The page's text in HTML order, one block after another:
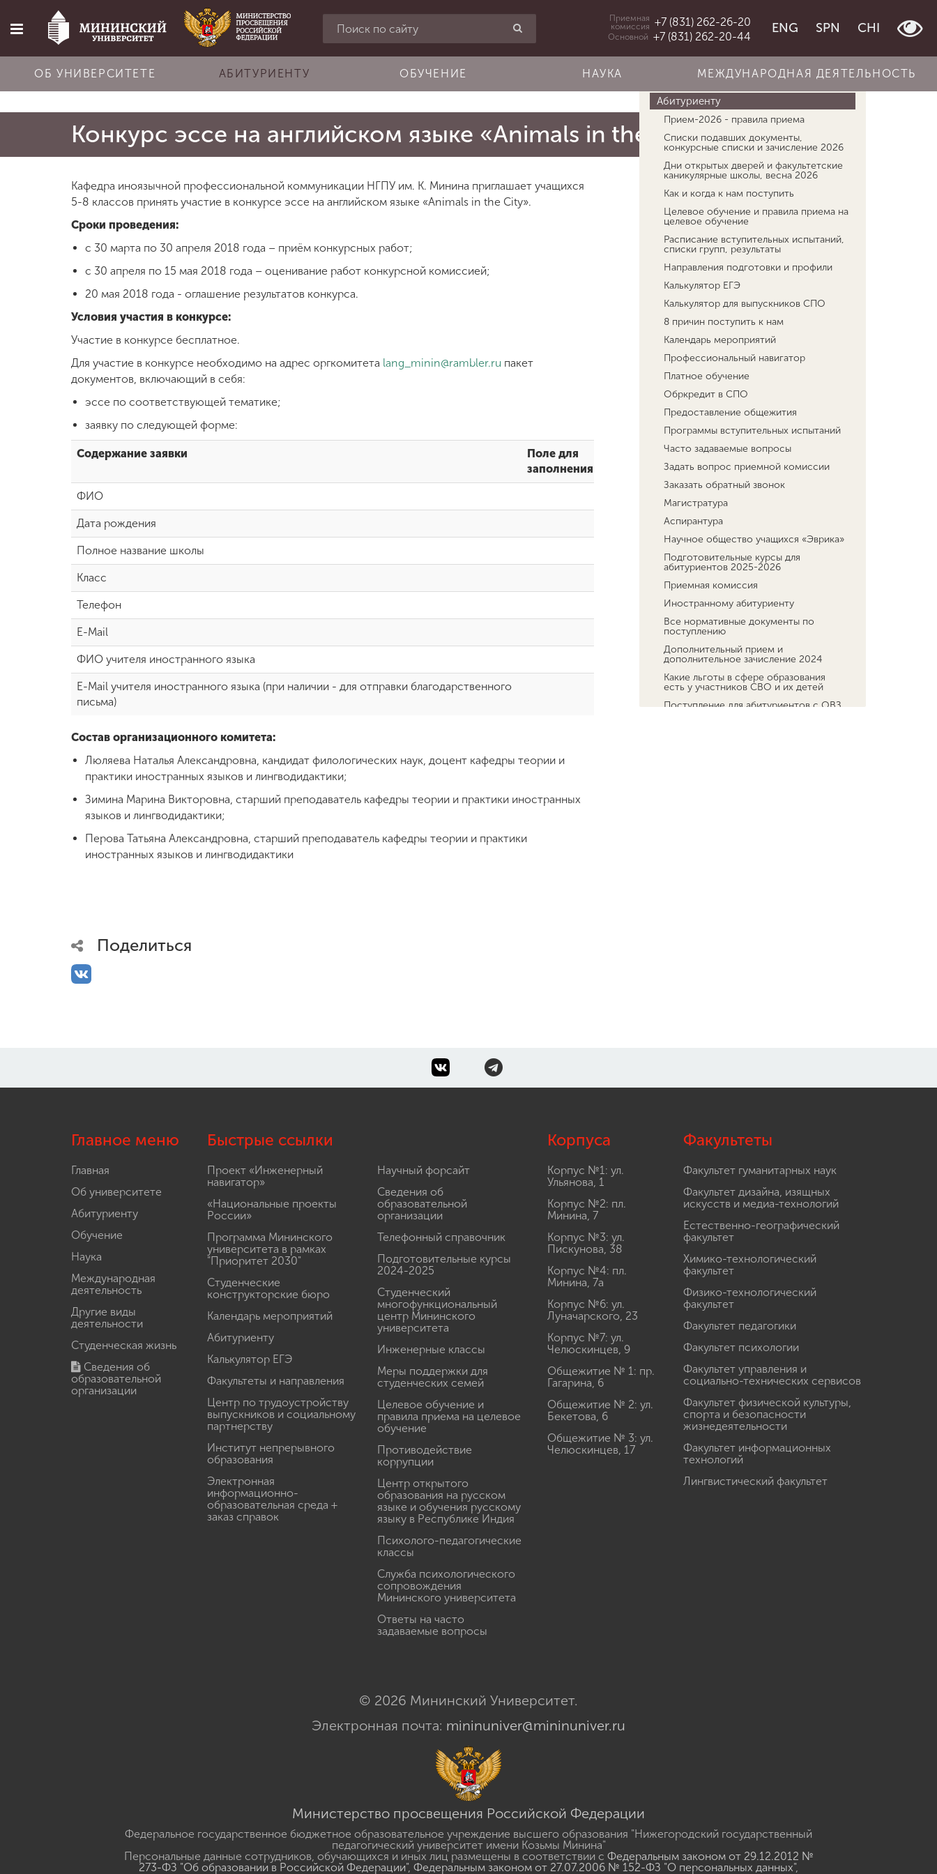
Главная
Об университете
Абитуриенту
Обучение
Наука
Международная
Другие виды
деятельности
Студенческая
Сведения об
образовательной
организации
Приемная
комиссия
+7 (831) 262-26-20
Приемная
комиссия +7 (831) 262-26-20
Основной +7 (831) 262-20-44
ENG SPN CHI
ОБ УНИВЕРСИТЕТЕ АБИТУРИЕНТУ ОБУЧЕНИЕ НАУКА МЕЖДУНАРОДНАЯ ДЕЯТЕЛЬНОСТЬ
Конкурс эссе на английском языке «Animals in the City»
Кафедра иноязычной профессиональной коммуникации НГПУ им. К. Минина приглашает учащихся
5-8 классов принять участие в конкурсе эссе на английском языке «Animals in the City».
Сроки проведения:
с 30 марта по 30 апреля 2018 года – приём конкурсных работ;
с 30 апреля по 15 мая 2018 года – оценивание работ конкурсной комиссией;
20 мая 2018 года - оглашение результатов конкурса.
Условия участия в конкурсе:
Участие в конкурсе бесплатное.
Для участие в конкурсе необходимо на адрес оргкомитета lang_minin@rambler.ru пакет
документов, включающий в себя:
эссе по соответствующей тематике;
заявку по следующей форме:
Содержание заявки
Поле для
заполнения
ФИО
Дата рождения
Полное название школы
Класс
Телефон
E-Mail
ФИО учителя иностранного языка
E-Mail учителя иностранного языка (при наличии - для отправки благодарственного
письма)
Состав организационного комитета:
Люляева Наталья Александровна, кандидат филологических наук, доцент кафедры теории и
практики иностранных языков и лингводидактики;
Зимина Марина Викторовна, старший преподаватель кафедры теории и практики иностранных
языков и лингводидактики;
Перова Татьяна Александровна, старший преподаватель кафедры теории и практики
иностранных языков и лингводидактики
Поделиться
Об университете
Абитуриенту
Прием-2026 - правила приема
Списки подавших документы,
конкурсные списки и зачисление 2026
Дни открытых дверей и факультетские
каникулярные школы, весна 2026
Как и когда к нам поступить
Целевое обучение и правила приема на
целевое обучение
Расписание вступительных испытаний,
списки групп, результаты
Направления подготовки и профили
Калькулятор ЕГЭ
Калькулятор для выпускников СПО
8 причин поступить к нам
Календарь мероприятий
Профессиональный навигатор
Платное обучение
Обркредит в СПО
Предоставление общежития
Программы вступительных испытаний
Часто задаваемые вопросы
Задать вопрос приемной комиссии
Заказать обратный звонок
Магистратура
Аспирантура
Научное общество учащихся «Эврика»
Подготовительные курсы для
абитуриентов 2025-2026
Приемная комиссия
Иностранному абитуриенту
Все нормативные документы по
поступлению
Дополнительный прием и
дополнительное зачисление 2024
Какие льготы в сфере образования
есть у участников СВО и их детей
Поступление для абитуриентов с ОВЗ
Главное меню
Главная
Об университете
Абитуриенту
Обучение
Наука
Международная
деятельность
Другие виды
деятельности
Студенческая жизнь
Сведения об
образовательной
организации
Быстрые ссылки
Проект «Инженерный
навигатор»
«Национальные проекты
России»
Программа Мининского
университета в рамках
"Приоритет 2030"
Студенческие
конструкторские бюро
Календарь мероприятий
Абитуриенту
Калькулятор ЕГЭ
Факультеты и направления
Центр по трудоустройству
выпускников и социальному
партнерству
Институт непрерывного
образования
Электронная
информационно-
образовательная среда +
заказ справок
Научный форсайт
Сведения об
образовательной
организации
Телефонный справочник
Подготовительные курсы
2024-2025
Студенческий
многофункциональный
центр Мининского
университета
Инженерные классы
Меры поддержки для
студенческих семей
Целевое обучение и
правила приема на целевое
обучение
Противодействие
коррупции
Центр открытого
образования на русском
языке и обучения русскому
языку в Республике Индия
Психолого-педагогические
классы
Служба психологического
сопровождения
Мининского университета
Ответы на часто
задаваемые вопросы
Корпуса
Корпус №1: ул.
Ульянова, 1
Корпус №2: пл.
Минина, 7
Корпус №3: ул.
Пискунова, 38
Корпус №4: пл.
Минина, 7а
Корпус №6: ул.
Луначарского, 23
Корпус №7: ул.
Челюскинцев, 9
Общежитие № 1: пр.
Гагарина, 6
Общежитие № 2: ул.
Бекетова, 6
Общежитие № 3: ул.
Челюскинцев, 17
Факультеты
Факультет гуманитарных наук
Факультет дизайна, изящных
искусств и медиа-технологий
Естественно-географический
факультет
Химико-технологический
факультет
Физико-технологический
факультет
Факультет педагогики
Факультет психологии
Факультет управления и
социально-технических сервисов
Факультет физической культуры,
спорта и безопасности
жизнедеятельности
Факультет информационных
технологий
Лингвистический факультет
© 2026 Мининский Университет.
Электронная почта: mininuniver@mininuniver.ru
Министерство просвещения Российской Федерации
Федеральное государственное бюджетное образовательное учреждение высшего образования "Нижегородский государственный
педагогический университет имени Козьмы Минина"
Персональные данные сотрудников, обучающихся и иных лиц размещены в соответствии с Федеральным законом от 29.12.2012 №
273-ФЗ "Об образовании в Российской Федерации", Федеральным законом от 27.07.2006 № 152-ФЗ "О персональных данных",